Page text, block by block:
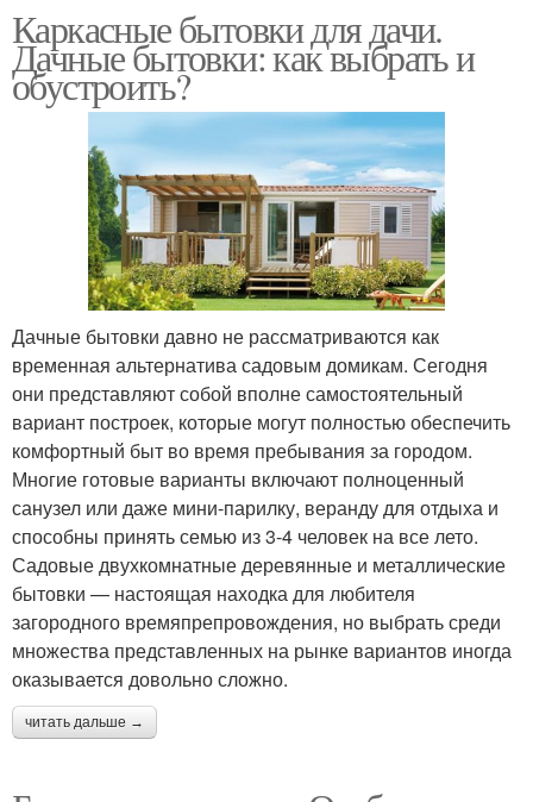
Каркасные бытовки для дачи.
Дачные бытовки: как выбрать и
обустроить?
Дачные бытовки давно не рассматриваются как
временная альтернатива садовым домикам. Сегодня
они представляют собой вполне самостоятельный
вариант построек, которые могут полностью обеспечить
комфортный быт во время пребывания за городом.
Многие готовые варианты включают полноценный
санузел или даже мини-парилку, веранду для отдыха и
способны принять семью из 3-4 человек на все лето.
Садовые двухкомнатные деревянные и металлические
бытовки — настоящая находка для любителя
загородного времяпрепровождения, но выбрать среди
множества представленных на рынке вариантов иногда
оказывается довольно сложно.
читать дальше →